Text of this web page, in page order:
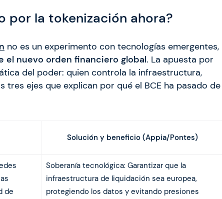
por la tokenización ahora?
no es un experimento con tecnologías emergentes,
el nuevo orden financiero global. La apuesta por
del poder: quien controla la infraestructura,
ejes que explican por qué el BCE ha pasado de
Solución y beneficio (Appia/Pontes)
de
Soberanía tecnológica: Garantizar que la
infraestructura de liquidación sea europea,
protegiendo los datos y evitando presiones